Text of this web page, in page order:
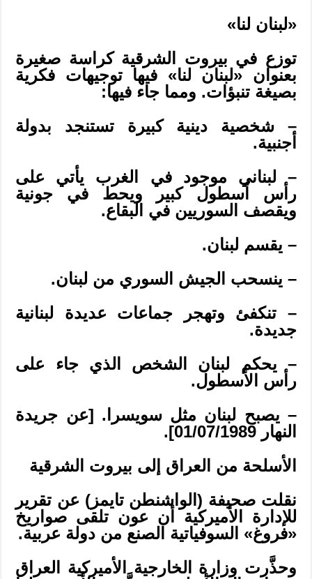
«لبنان لنا»
توزع في بيروت الشرقية كراسة صغيرة
بعنوان «لبنان لنا» فيها توجيهات فكرية
بصيغة تنبؤات. ومما جاء فيها:
– شخصية دينية كبيرة تستنجد بدولة
أجنبية.
– لبناني موجود في الغرب يأتي على
رأس أسطول كبير ويحط في جونية
ويقصف السوريين في البقاع.
– يقسم لبنان.
– ينسحب الجيش السوري من لبنان.
– تنكفئ وتهجر جماعات عديدة لبنانية
جديدة.
– يحكم لبنان الشخص الذي جاء على
رأس الأسطول.
– يصبح لبنان مثل سويسرا. [عن جريدة
النهار 01/07/1989].
الأسلحة من العراق إلى بيروت الشرقية
نقلت صحيفة (الواشنطن تايمز) عن تقرير
للإدارة الأميركية أن عون تلقى صواريخ
«فروغ» السوفياتية الصنع من دولة عربية.
وحذَّرت وزارة الخارجية الأميركية العراق